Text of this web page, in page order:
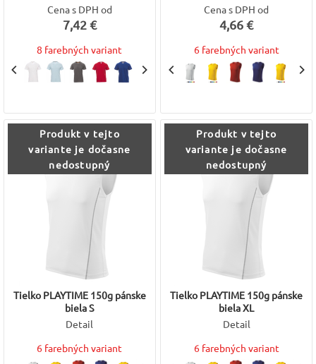
Cena s DPH od
7,42 €
8 farebných variant
Cena s DPH od
4,66 €
6 farebných variant
Produkt v tejto
variante je dočasne
nedostupný
Tielko PLAYTIME 150g pánske
biela S
Detail
6 farebných variant
Produkt v tejto
variante je dočasne
nedostupný
Tielko PLAYTIME 150g pánske
biela XL
Detail
6 farebných variant